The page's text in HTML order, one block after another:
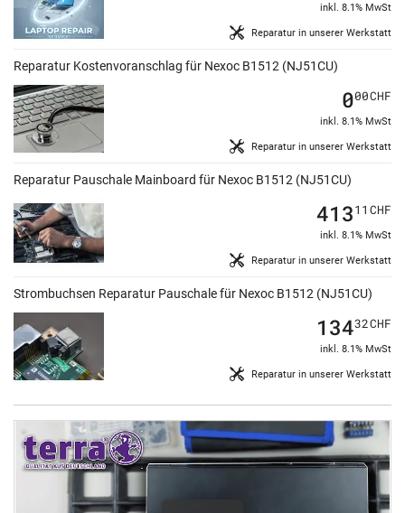
Reparatur in unserer Werkstatt
inkl. 8.1% MwSt
Reparatur Kostenvoranschlag für Nexoc B1512 (NJ51CU)
Reparatur in unserer Werkstatt
000CHF
inkl. 8.1% MwSt
Reparatur Pauschale Mainboard für Nexoc B1512 (NJ51CU)
Reparatur in unserer Werkstatt
41311 CHF
inkl. 8.1% MwSt
Strombuchsen Reparatur Pauschale für Nexoc B1512 (NJ51CU)
Reparatur in unserer Werkstatt
13432CHF
inkl. 8.1% MwSt